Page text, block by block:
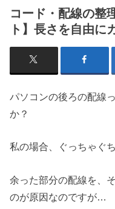
コード・配線の整
ト】長さを自由に
パソコンの後ろの配線
か？
私の場合、ぐっちゃぐ
余った部分の配線を、
のが原因なのですが…